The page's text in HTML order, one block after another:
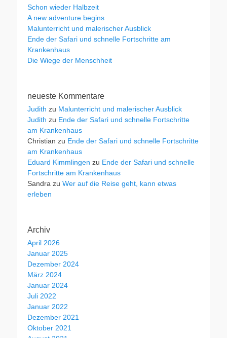
Schon wieder Halbzeit
A new adventure begins
Malunterricht und malerischer Ausblick
Ende der Safari und schnelle Fortschritte am
Krankenhaus
Die Wiege der Menschheit
neueste Kommentare
Judith zu Malunterricht und malerischer Ausblick
Judith zu Ende der Safari und schnelle Fortschritte
am Krankenhaus
Christian zu Ende der Safari und schnelle Fortschritte
am Krankenhaus
Eduard Kimmlingen zu Ende der Safari und schnelle
Fortschritte am Krankenhaus
Sandra zu Wer auf die Reise geht, kann etwas
erleben
Archiv
April 2026
Januar 2025
Dezember 2024
März 2024
Januar 2024
Juli 2022
Januar 2022
Dezember 2021
Oktober 2021